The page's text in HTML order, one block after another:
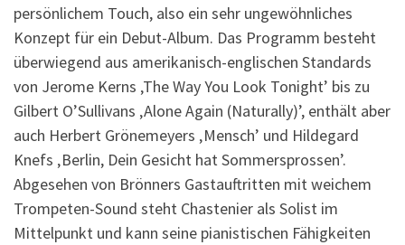
persönlichem Touch, also ein sehr ungewöhnliches
Konzept für ein Debut-Album. Das Programm besteht
überwiegend aus amerikanisch-englischen Standards
von Jerome Kerns ‚The Way You Look Tonight’ bis zu
Gilbert O’Sullivans ‚Alone Again (Naturally)’, enthält aber
auch Herbert Grönemeyers ‚Mensch’ und Hildegard
Knefs ‚Berlin, Dein Gesicht hat Sommersprossen’.
Abgesehen von Brönners Gastauftritten mit weichem
Trompeten-Sound steht Chastenier als Solist im
Mittelpunkt und kann seine pianistischen Fähigkeiten